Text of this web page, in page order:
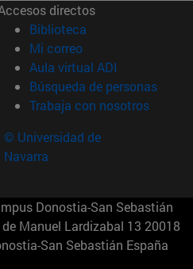
directos
Biblioteca (abre en nueva
Mi correo(abre en nueva
Aula virtual ADI (abre en
Búsqueda de personas(abre
Trabaja con nosotros(abre
© Universidad de
Navarra
Donostia-San Sebastián
de Manuel Lardizabal 13 20018
San Sebastián España